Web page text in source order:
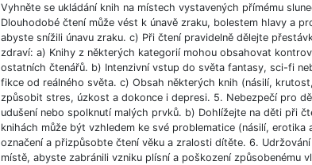
Vyhněte se ukládání knih na místech vystavených přímému
Dlouhodobé čtení může vést k únavě zraku, bolestem hlavy a
abyste snížili únavu zraku. c) Při čtení pravidelně dělejte
zdraví: a) Knihy z některých kategorií mohou obsahovat
ostatních čtenářů. b) Intenzivní vstup do světa fantasy, sci-fi
fikce od reálného světa. c) Obsah některých knih (násilí,
způsobit stres, úzkost a dokonce i depresi. 5. Nebezpečí pro
udušení nebo spolknutí malých prvků. b) Dohlížejte na děti při
knihách může být vzhledem ke své problematice (násilí,
označení a přizpůsobte čtení věku a zralosti dítěte. 6.
místě, abyste zabránili vzniku plísní a poškození způsobenému